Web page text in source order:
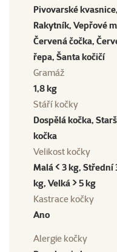
Pivovarské kvasnice,
Rakytník, Vepřové
Červená čočka,
řepa, Šanta kočičí
Gramáž
1,8 kg
Stáří kočky
Dospělá kočka,
kočka
Velikost kočky
Malá < 3 kg, Střední
kg, Velká > 5 kg
Kastrace kočky
Ano
Alergie kočky